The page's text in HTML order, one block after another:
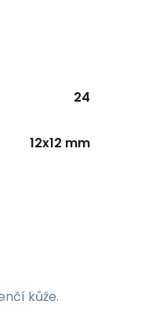
24
12x12 mm
kůže.